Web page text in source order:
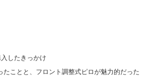
したきっかけ
たことと、フロント調整式ピロが魅力的だった